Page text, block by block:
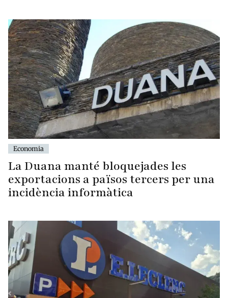
Economia
La Duana manté bloquejades les
exportacions a països tercers per una
incidència informàtica